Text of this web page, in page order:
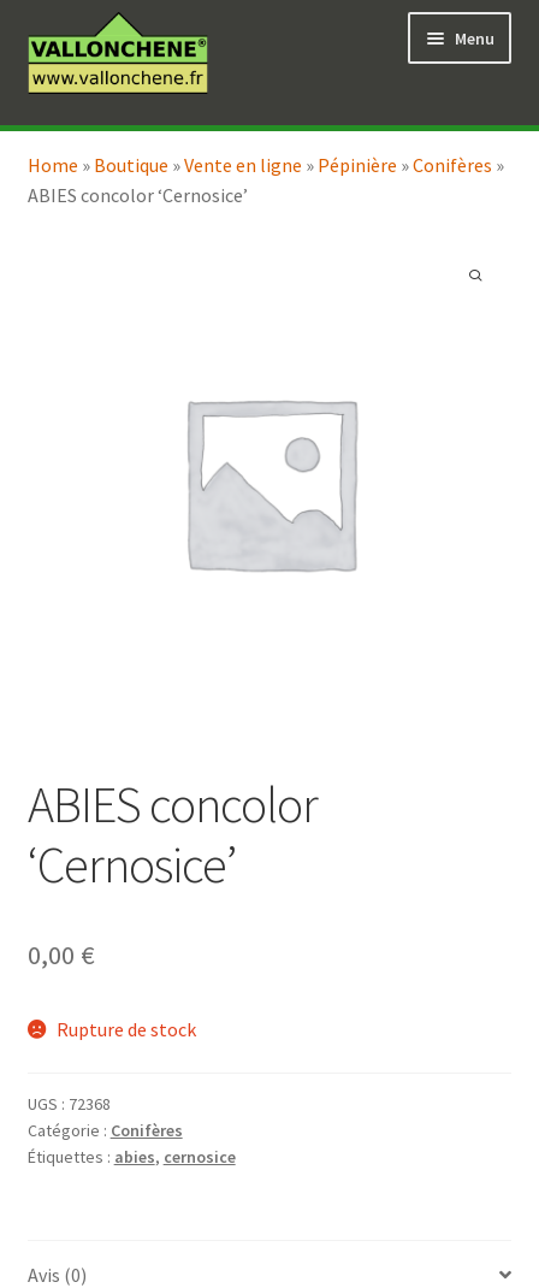
à
la
au
contenu
Menu
Vente en ligne
menu
Coaching pour le jardin
Ouvrir
Home » Boutique »Vente en ligne » Pépinière »Conifères »
ABIES concolor ‘Cernosice’
ABIES concolor
‘Cernosice’
0,00 €
Rupture de stock
UGS : 72368
Catégorie : Conifères
Étiquettes : abies, cernosice
Avis (0)